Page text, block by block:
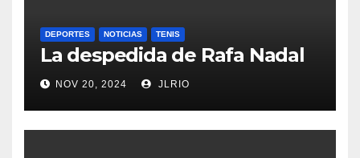
DEPORTES NOTICIAS TENIS
La despedida de Rafa Nadal
NOV 20, 2024 JLRIO